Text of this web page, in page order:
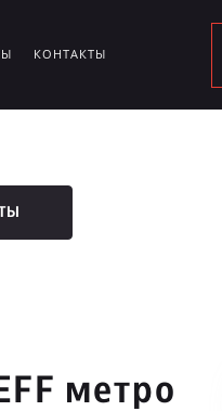
КОНТАКТЫ
метро